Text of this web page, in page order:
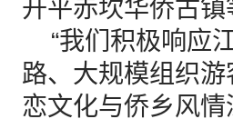
开平赤坎华侨古镇
“我们积极响应
路、大规模组织
恋文化与侨乡风